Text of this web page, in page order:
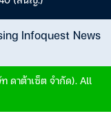
Infoquest News
ดาต้าเซ็ต จำกัด). All